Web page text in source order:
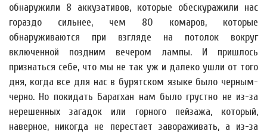
обнаружили 8 аккузативов, которые обескуражили нас
гораздо сильнее, чем 80 комаров, которые
обнаруживаются при взгляде на потолок вокруг
включенной поздним вечером лампы. И пришлось
признаться себе, что мы не так уж и далеко ушли от того
дня, когда все для нас в бурятском языке было черным-
черно. Но покидать Барагхан нам было грустно не из-за
нерешенных загадок или горного пейзажа, который,
наверное, никогда не перестает завораживать, а из-за